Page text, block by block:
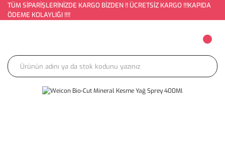
TÜM SİPARİŞLERİNİZDE KARGO BİZDEN !! ÜCRETSİZ KARGO !!!KAPIDA
ÖDEME KOLAYLIĞI !!!!